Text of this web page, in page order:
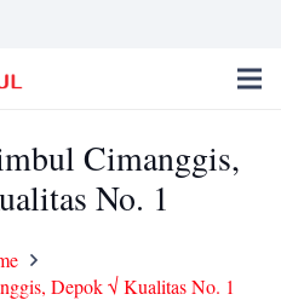
Cimanggis,
No. 1
Depok √ Kualitas No. 1